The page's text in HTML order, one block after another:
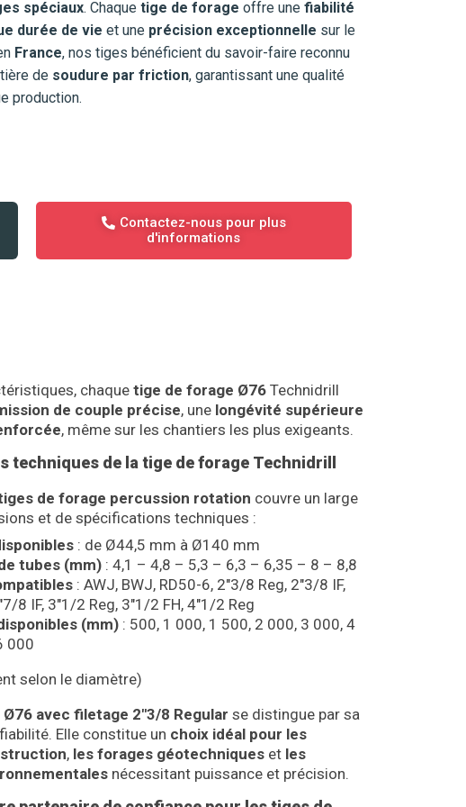
spéciaux. Chaque tige de forage offre une fiabilité
durée de vie et une précision exceptionnelle sur le
France, nos tiges bénéficient du savoir-faire reconnu
de soudure par friction, garantissant une qualité
production.
Contactez-nous pour plus
d'informations
chaque tige de forage Ø76 Technidrill
de couple précise, une longévité supérieure
, même sur les chantiers les plus exigeants.
techniques de la tige de forage Technidrill
de forage percussion rotation couvre un large
et de spécifications techniques :
: de Ø44,5 mm à Ø140 mm
tubes (mm) : 4,1 – 4,8 – 5,3 – 6,3 – 6,35 – 8 – 8,8
: AWJ, BWJ, RD50-6, 2″3/8 Reg, 2″3/8 IF,
8 IF, 3″1/2 Reg, 3″1/2 FH, 4″1/2 Reg
(mm) : 500, 1 000, 1 500, 2 000, 3 000, 4
000
selon le diamètre)
avec filetage 2″3/8 Regular se distingue par sa
Elle constitue un choix idéal pour les
, les forages géotechniques et les
nécessitant puissance et précision.